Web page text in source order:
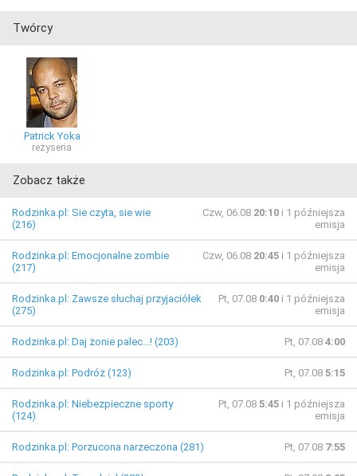
Twórcy
Patrick Yoka
reżyseria
Zobacz także
Rodzinka.pl: Sie czyta, sie wie
(216)
Czw, 06.08 20:10 i 1 późniejsza
emisja
Rodzinka.pl: Emocjonalne zombie
(217)
Czw, 06.08 20:45 i 1 późniejsza
emisja
Rodzinka.pl: Zawsze słuchaj przyjaciółek
(275)
Pt, 07.08 0:40 i 1 późniejsza
emisja
Rodzinka.pl: Daj żonie palec...! (203) Pt, 07.08 4:00
Rodzinka.pl: Podróż (123) Pt, 07.08 5:15
Rodzinka.pl: Niebezpieczne sporty
(124)
Pt, 07.08 5:45 i 1 późniejsza
emisja
Rodzinka.pl: Porzucona narzeczona (281) Pt, 07.08 7:55